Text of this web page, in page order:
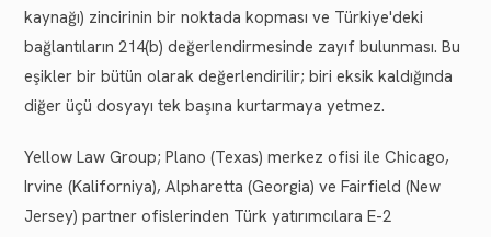
kaynağı) zincirinin bir noktada kopması ve Türkiye'deki
bağlantıların 214(b) değerlendirmesinde zayıf bulunması. Bu
eşikler bir bütün olarak değerlendirilir; biri eksik kaldığında
diğer üçü dosyayı tek başına kurtarmaya yetmez.
Yellow Law Group; Plano (Texas) merkez ofisi ile Chicago,
Irvine (Kaliforniya), Alpharetta (Georgia) ve Fairfield (New
Jersey) partner ofislerinden Türk yatırımcılara E-2